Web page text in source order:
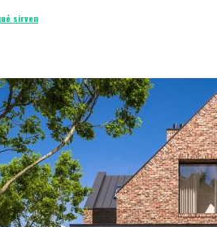
sirven